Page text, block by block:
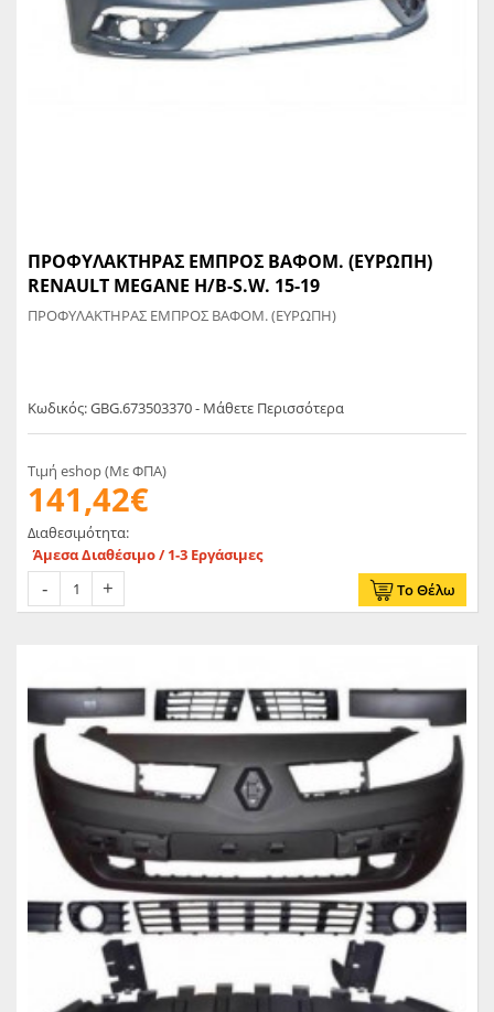
ΠΡΟΦΥΛΑΚΤΗΡΑΣ ΕΜΠΡΟΣ ΒΑΦΟΜ. (ΕΥΡΩΠΗ)
RENAULT MEGANE H/B-S.W. 15-19
ΠΡΟΦΥΛΑΚΤΗΡΑΣ ΕΜΠΡΟΣ ΒΑΦΟΜ. (ΕΥΡΩΠΗ)
Κωδικός: GBG.673503370 - Μάθετε Περισσότερα
Τιμή eshop (Με ΦΠΑ)
141,42€
Διαθεσιμότητα:
Άμεσα Διαθέσιμο / 1-3 Εργάσιμες
Το Θέλω